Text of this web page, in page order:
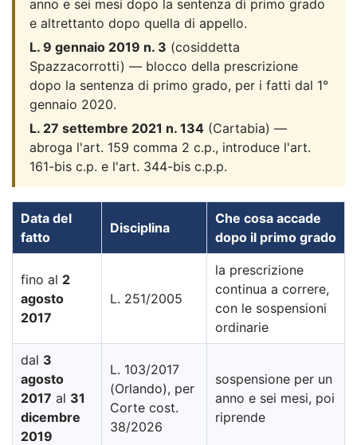
anno e sei mesi dopo la sentenza di primo grado
e altrettanto dopo quella di appello.
L. 9 gennaio 2019 n. 3 (cosiddetta
Spazzacorrotti) — blocco della prescrizione
dopo la sentenza di primo grado, per i fatti dal 1°
gennaio 2020.
L. 27 settembre 2021 n. 134 (Cartabia) —
abroga l'art. 159 comma 2 c.p., introduce l'art.
161-bis c.p. e l'art. 344-bis c.p.p.
Data del
fatto
Disciplina
Che cosa accade
dopo il primo grado
fino al 2
agosto
2017
L. 251/2005
la prescrizione
continua a correre,
con le sospensioni
ordinarie
dal 3
agosto
2017 al 31
dicembre
2019
L. 103/2017
(Orlando), per
Corte cost.
38/2026
sospensione per un
anno e sei mesi, poi
riprende